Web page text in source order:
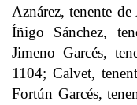
Aznárez, tenente
Íñigo Sánchez,
Jimeno Garcés,
1104; Calvet,
Fortún Garcés,